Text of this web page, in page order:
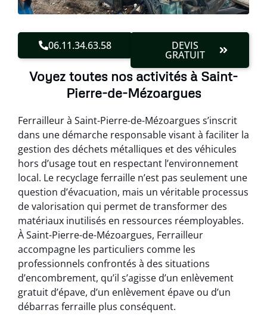
06.11.34.63.58 DEVIS
GRATUIT
Voyez toutes nos activités à Saint-
Pierre-de-Mézoargues
Ferrailleur à Saint-Pierre-de-Mézoargues s’inscrit
dans une démarche responsable visant à faciliter la
gestion des déchets métalliques et des véhicules
hors d’usage tout en respectant l’environnement
local. Le recyclage ferraille n’est pas seulement une
question d’évacuation, mais un véritable processus
de valorisation qui permet de transformer des
matériaux inutilisés en ressources réemployables.
À Saint-Pierre-de-Mézoargues, Ferrailleur
accompagne les particuliers comme les
professionnels confrontés à des situations
d’encombrement, qu’il s’agisse d’un enlèvement
gratuit d’épave, d’un enlèvement épave ou d’un
débarras ferraille plus conséquent.